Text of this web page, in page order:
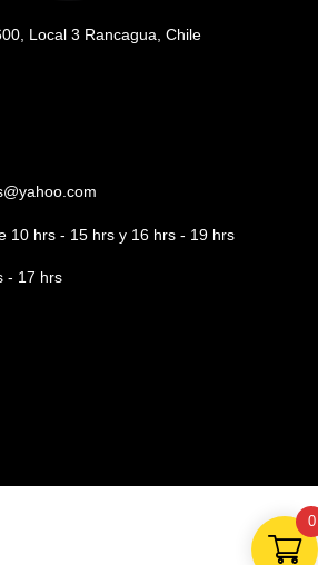
Local 3 Rancagua, Chile
10 hrs - 15 hrs y 16 hrs - 19 hrs
- 17 hrs
0